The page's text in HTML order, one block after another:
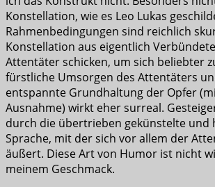
Konstellation, wie es Leo Lukas
Rahmenbedingungen sind reichlich
Konstellation aus eigentlich
Attentäter schicken, um sich beliebter
fürstliche Umsorgen des Attentäters
entspannte Grundhaltung der Opfer
Ausnahme) wirkt eher surreal.
durch die übertrieben gekünstelte und
Sprache, mit der sich vor allem der
äußert. Diese Art von Humor ist nicht
meinem Geschmack.